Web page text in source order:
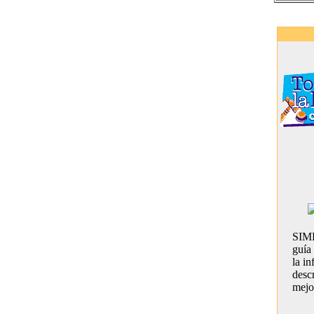
guía
la